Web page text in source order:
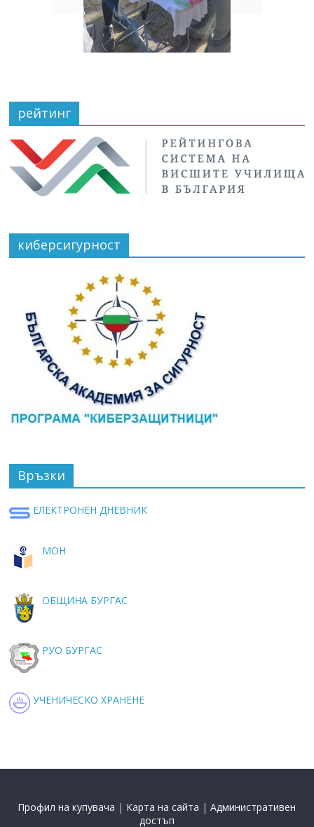
рейтинг
киберсигурност
Връзки
ЕЛЕКТРОНЕН ДНЕВНИК
МОН
ОБЩИНА БУРГАС
РУО БУРГАС
УЧЕНИЧЕСКО ХРАНЕНЕ
Профил на купувача | Карта на сайта |Административен
достъп